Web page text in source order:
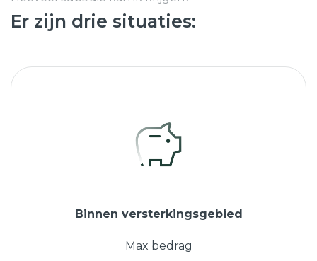
Er zijn drie situaties:
Binnen versterkingsgebied
Max bedrag